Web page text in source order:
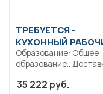
ТРЕБУЕТСЯ -
КУХОННЫЙ
Образование: Общее
образование..
продуктов из
пищеблок;...
35 222 руб.